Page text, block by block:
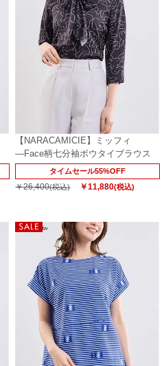
【NARACAMICIE】ミッフィ
―Face柄七分袖ボウタイブラウス
タイムセール55%OFF
￥26,400(税込) ￥11,880(税込)